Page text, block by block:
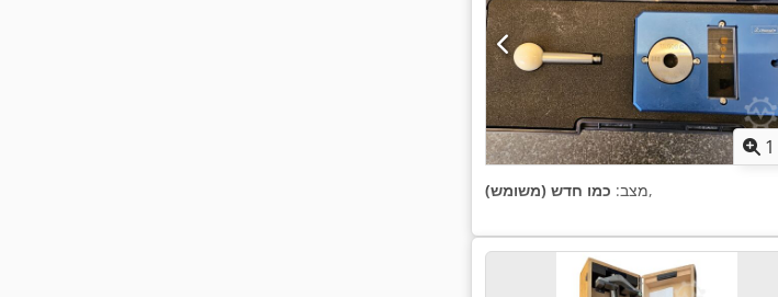
1
מצב: כמו חדש (משומש) ,